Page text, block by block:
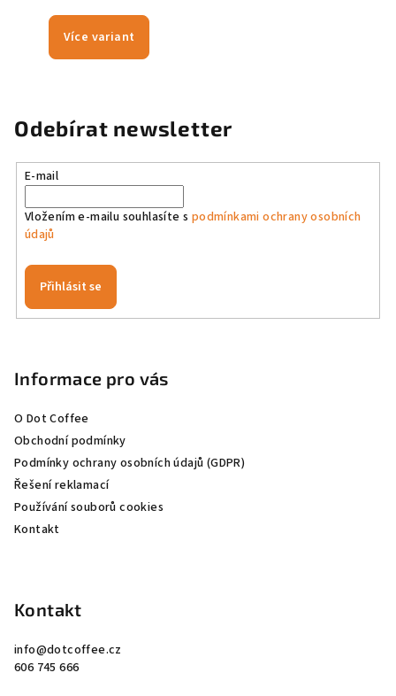
Více variant
Odebírat newsletter
E-mail
Vložením e-mailu souhlasíte s podmínkami ochrany osobních
údajů
Přihlásit se
Informace pro vás
O Dot Coffee
Obchodní podmínky
Podmínky ochrany osobních údajů (GDPR)
Řešení reklamací
Používání souborů cookies
Kontakt
Kontakt
info@dotcoffee.cz
606 745 666